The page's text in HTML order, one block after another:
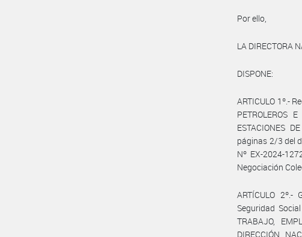
Por ello,
LA DIRECTORA
DISPONE:
ARTICULO 1º.-
PETROLEROS
ESTACIONES
páginas 2/3 del
Nº EX-2024-
Negociación
ARTÍCULO
Seguridad Social
TRABAJO,
DIRECCIÓN